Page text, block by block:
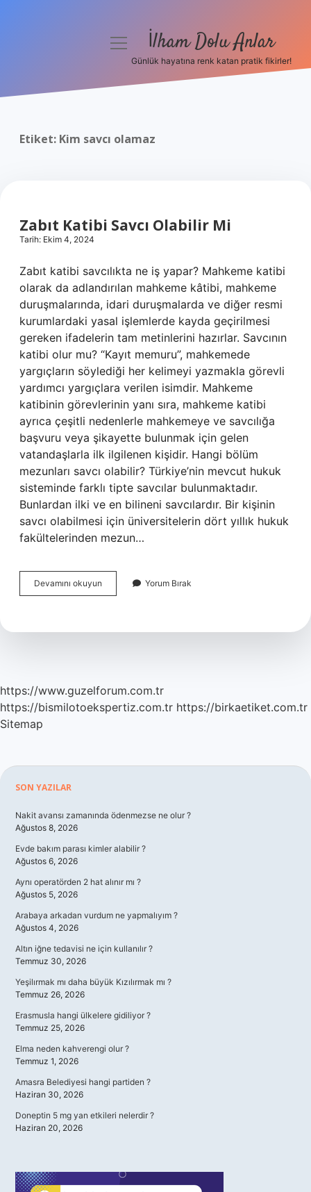
menüyü İlham Dolu Anlar
Günlük hayatına renk katan pratik fikirler!
Etiket: Kim savcı olamaz
Zabıt Katibi Savcı Olabilir Mi
Tarih: Ekim 4, 2024
Zabıt katibi savcılıkta ne iş yapar? Mahkeme katibi
olarak da adlandırılan mahkeme kâtibi, mahkeme
duruşmalarında, idari duruşmalarda ve diğer resmi
kurumlardaki yasal işlemlerde kayda geçirilmesi
gereken ifadelerin tam metinlerini hazırlar. Savcının
katibi olur mu? “Kayıt memuru”, mahkemede
yargıçların söylediği her kelimeyi yazmakla görevli
yardımcı yargıçlara verilen isimdir. Mahkeme
katibinin görevlerinin yanı sıra, mahkeme katibi
ayrıca çeşitli nedenlerle mahkemeye ve savcılığa
başvuru veya şikayette bulunmak için gelen
vatandaşlarla ilk ilgilenen kişidir. Hangi bölüm
mezunları savcı olabilir? Türkiye’nin mevcut hukuk
sisteminde farklı tipte savcılar bulunmaktadır.
Bunlardan ilki ve en bilineni savcılardır. Bir kişinin
savcı olabilmesi için üniversitelerin dört yıllık hukuk
fakültelerinden mezun…
Devamını okuyun
Katibi
Mi
Yorum Bırak
https://www.guzelforum.com.tr
https://bismilotoekspertiz.com.tr https://birkaetiket.com.tr
Sitemap
Sidebar
SON YAZILAR
Nakit avansı zamanında ödenmezse ne olur ?
Ağustos 8, 2026
Evde bakım parası kimler alabilir ?
Ağustos 6, 2026
Aynı operatörden 2 hat alınır mı ?
Ağustos 5, 2026
Arabaya arkadan vurdum ne yapmalıyım ?
Ağustos 4, 2026
Altın iğne tedavisi ne için kullanılır ?
Temmuz 30, 2026
Yeşilırmak mı daha büyük Kızılırmak mı ?
Temmuz 26, 2026
Erasmusla hangi ülkelere gidiliyor ?
Temmuz 25, 2026
Elma neden kahverengi olur ?
Temmuz 1, 2026
Amasra Belediyesi hangi partiden ?
Haziran 30, 2026
Doneptin 5 mg yan etkileri nelerdir ?
Haziran 20, 2026